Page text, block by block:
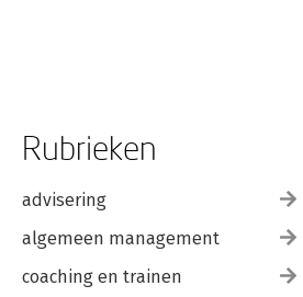
Rubrieken
advisering
algemeen management
coaching en trainen